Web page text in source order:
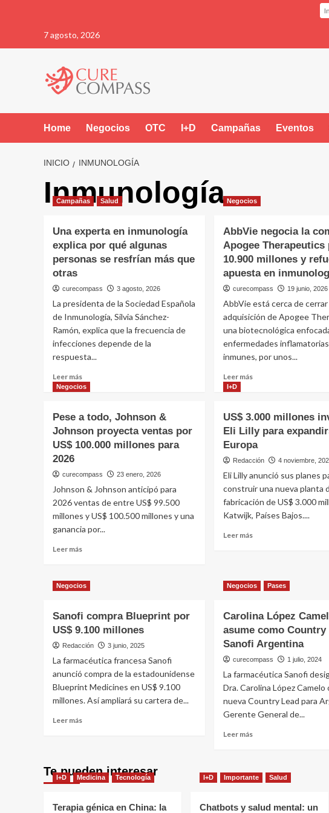
7 agosto, 2026
Home Negocios OTC I+D Campañas Eventos
INICIO INMUNOLOGÍA
Inmunología
Campañas Salud
Una experta en inmunología
explica por qué algunas
personas se resfrían más que
otras
curecompass 3 agosto, 2026
La presidenta de la Sociedad Española
de Inmunología, Silvia Sánchez-
Ramón, explica que la frecuencia de
infecciones depende de la
respuesta...
Leer más
más
experta
en
inmunología
qué
algunas
personas
se
más
Negocios
AbbVie negocia la
Apogee Therapeutics
10.900 millones y
apuesta en
curecompass 19 junio, 2026
AbbVie está cerca de cerrar
adquisición de Apogee
una biotecnológica
enfermedades
inmunes, por unos...
Leer más
negocia
la
compra
de
Therapeutics
por
U$S
10.900
y
en
inmunología
Negocios
Pese a todo, Johnson &
Johnson proyecta ventas por
US$ 100.000 millones para
2026
curecompass 23 enero, 2026
Johnson & Johnson anticipó para
2026 ventas de entre US$ 99.500
millones y US$ 100.500 millones y una
ganancia por...
Leer más
Pese
a
Johnson
&
proyecta
ventas
por
US$
100.000
para
I+D
US$ 3.000 millones
Eli Lilly para
Europa
Redacción 4 noviembre,
Eli Lilly anunció sus planes
construir una nueva planta
fabricación de US$ 3.000
Katwijk, Países Bajos....
Leer más
3.000
millones
Eli
expandirse
en
Europa
Negocios
Sanofi compra Blueprint por
US$ 9.100 millones
Redacción 3 junio, 2025
La farmacéutica francesa Sanofi
anunció compra de la estadounidense
Blueprint Medicines en US$ 9.100
millones. Así ampliará su cartera de...
Leer más
compra
Blueprint
9.100
Negocios Pases
Carolina López
asume como Country
Sanofi Argentina
curecompass 1 julio, 2024
La farmacéutica Sanofi
Dra. Carolina López Camelo
nueva Country Lead para
Gerente General de...
Leer más
López
Te pueden interesar
I+D Medicina Tecnología
Terapia génica en China: la
I+D Importante Salud
Chatbots y salud mental: un